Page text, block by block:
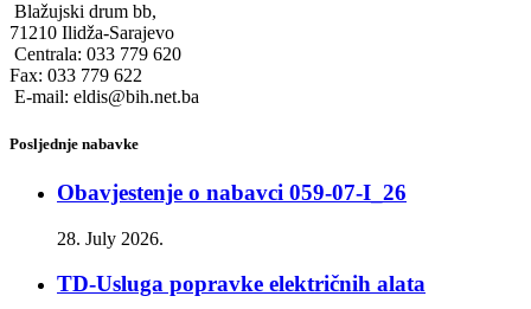
Blažujski drum bb,
71210 Ilidža-Sarajevo
Centrala: 033 779 620
Fax: 033 779 622
E-mail: eldis@bih.net.ba
Posljednje nabavke
Obavjestenje o nabavci 059-07-I_26
28. July 2026.
TD-Usluga popravke električnih alata